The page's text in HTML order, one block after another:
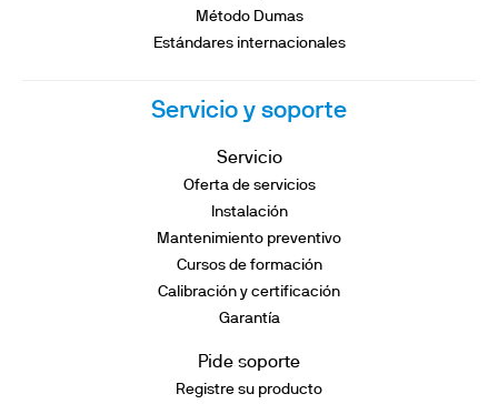
Método Dumas
Estándares internacionales
Servicio y soporte
Servicio
Oferta de servicios
Instalación
Mantenimiento preventivo
Cursos de formación
Calibración y certificación
Garantía
Pide soporte
Registre su producto